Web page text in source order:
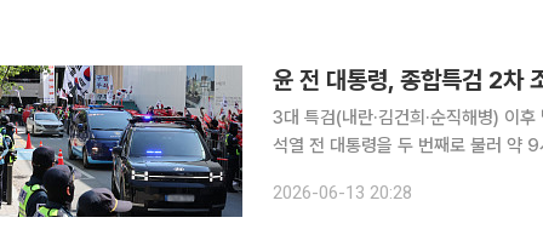
윤 전 대통령, 종합특검 2차
3대 특검(내란·김건희·순직해병) 이
석열 전 대통령을 두 번째로 불러 약 9시간 동안 조사했다. 윤
출석 모습은 지난 6일 첫 조사 때와
2026-06-13 20:28